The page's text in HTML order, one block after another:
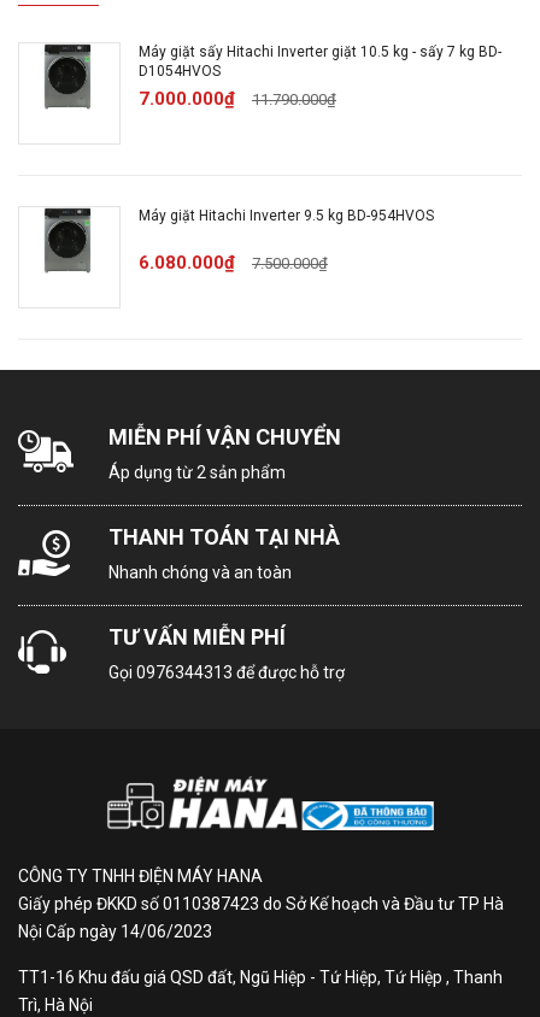
phẩm:
Năm ra
mắt :
Thời
24 tháng
Loại
giặt:
lượng
10.5 kg
Chế độ
16 chương trình: Vải Cotton, Giặt tiết
hỏng, Len, Xả và Quay, Quay, Vệ sinh
Áo sơ mi, Giặt vệ sinh.
cơ dẫn
động:
Truyền động dây Curoa
Công
nghệ
Máy giặt sấy Hitachi Inverter giặt 10.5 kg - sấy 7 kg BD-
D1054HVOS
7.000.000₫ 11.790.000₫
Máy giặt Hitachi Inverter 9.5 kg BD-954HVOS
6.080.000₫ 7.500.000₫
MIỄN PHÍ VẬN CHUYỂN
Áp dụng từ 2 sản phẩm
THANH TOÁN TẠI NHÀ
Nhanh chóng và an toàn
TƯ VẤN MIỄN PHÍ
Gọi 0976344313 để được hỗ trợ
CÔNG TY TNHH ĐIỆN MÁY HANA
Giấy phép ĐKKD số 0110387423 do Sở Kế hoạch và Đầu tư TP Hà
Nội Cấp ngày 14/06/2023
TT1-16 Khu đấu giá QSD đất, Ngũ Hiệp - Tứ Hiệp, Tứ Hiệp , Thanh
Trì, Hà Nội